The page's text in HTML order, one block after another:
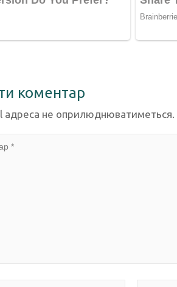
коментар
адреса не оприлюднюватиметься.